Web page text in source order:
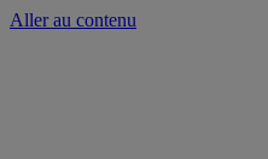
Aller au contenu